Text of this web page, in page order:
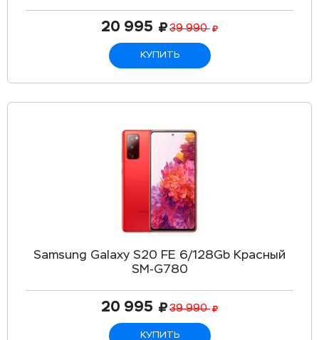
20 995 39 990
КУПИТЬ
Samsung Galaxy S20 FE 6/128Gb Красный
SM-G780
20 995 39 990
КУПИТЬ